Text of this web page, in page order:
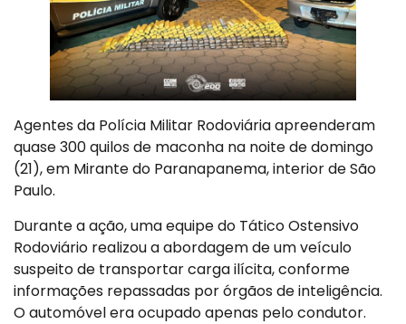
Agentes da Polícia Militar Rodoviária apreenderam
quase 300 quilos de maconha na noite de domingo
(21), em Mirante do Paranapanema, interior de São
Paulo.
Durante a ação, uma equipe do Tático Ostensivo
Rodoviário realizou a abordagem de um veículo
suspeito de transportar carga ilícita, conforme
informações repassadas por órgãos de inteligência.
O automóvel era ocupado apenas pelo condutor.